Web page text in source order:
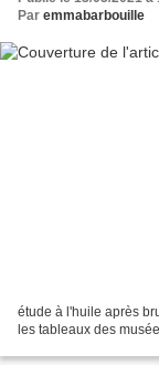
Par emmabarbouille
étude à l'huile après
les tableaux des